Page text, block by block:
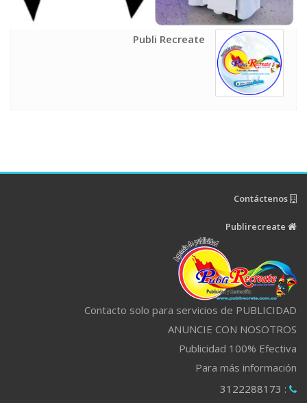
Publi Recreate
Contacto solo para servicios de PUBLICIDAD
ANUNCIE CON NOSOTROS
Publicidad 100% Efectiva
Para más información
: 3122288173